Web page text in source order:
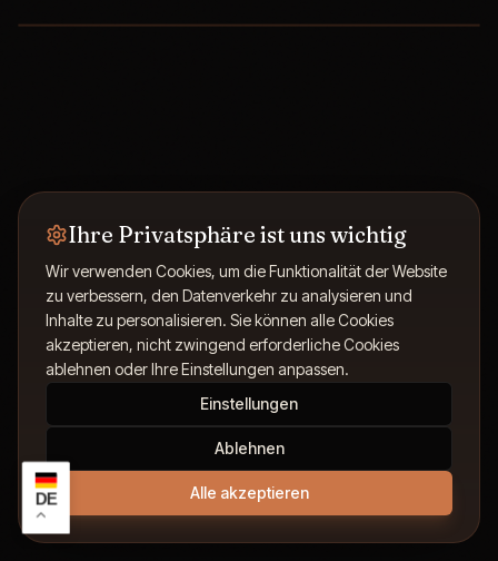
IMPRESSIONEN
Details, die den
Unterschied machen.
Scrolle weiter und erlebe unsere Materialien, die
Präzision unserer Arbeit und das finale Ergebnis aus
nächster Nähe.
Ihre Privatsphäre ist uns wichtig
Wir verwenden Cookies, um die Funktionalität der Website
zu verbessern, den Datenverkehr zu analysieren und
Inhalte zu personalisieren. Sie können alle Cookies
akzeptieren, nicht zwingend erforderliche Cookies
ablehnen oder Ihre Einstellungen anpassen.
Einstellungen
Ablehnen
Alle akzeptieren
DE